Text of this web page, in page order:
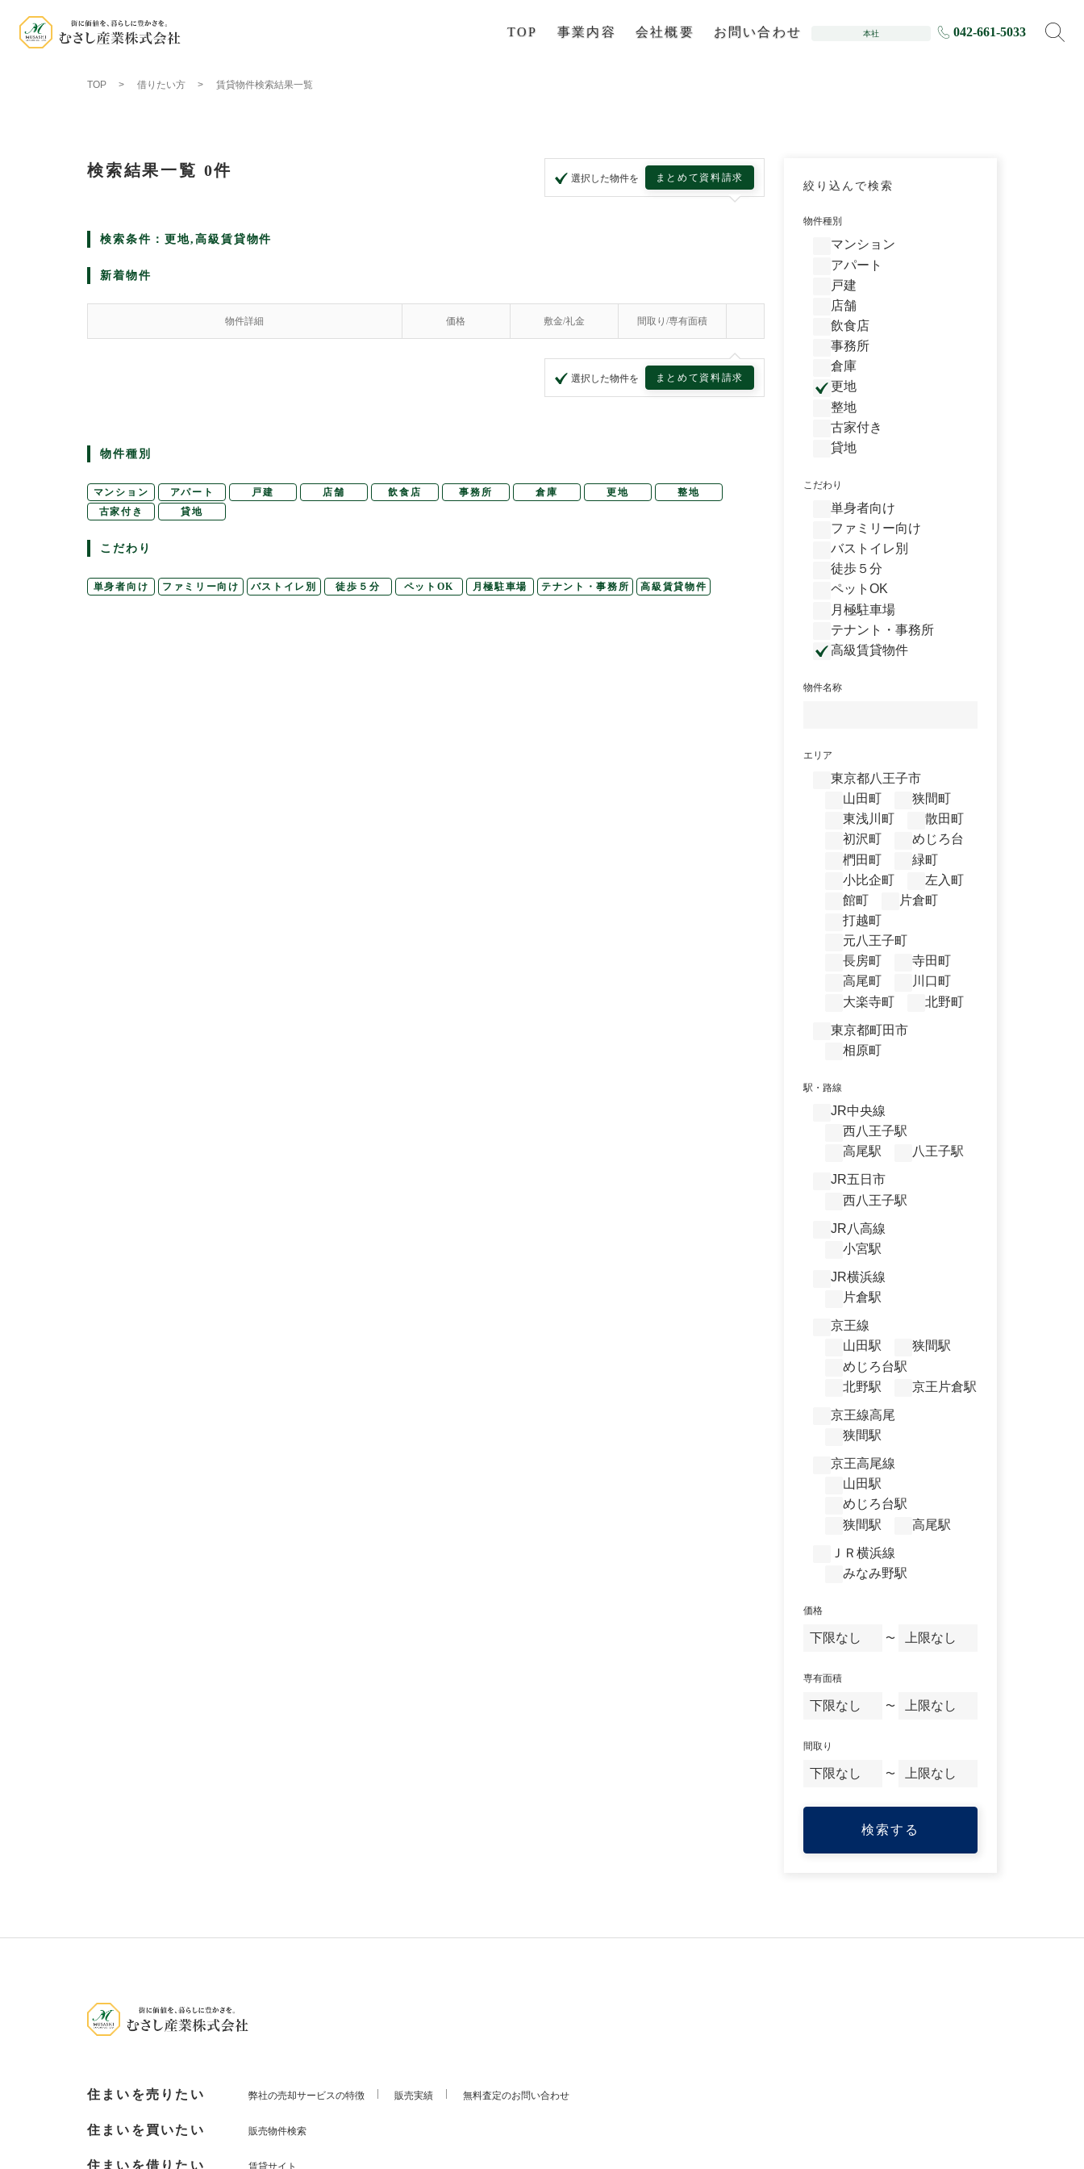
TOP 事業内容 会社概要 お問い合わせ 本社 042-661-5033
TOP 借りたい方 賃貸物件検索結果一覧
検索結果一覧 0件 選択した物件を まとめて資料請求
検索条件：更地,高級賃貸物件
新着物件
物件詳細 価格 敷金/礼金 間取り/専有面積
選択した物件を まとめて資料請求
物件種別
マンション アパート 戸建 店舗 飲食店 事務所 倉庫 更地
整地
古家付き
貸地
こだわり
単身者向け ファミリー向け バストイレ別 徒歩５分 ペットOK 月極駐車場 テナント・事務所 高級賃貸物件
絞り込んで検索
物件種別
マンション
アパート
戸建
店舗
飲食店
事務所
倉庫
更地
整地
古家付き
貸地
こだわり
単身者向け
ファミリー向け
バストイレ別
徒歩５分
ペットOK
月極駐車場
テナント・事務所
高級賃貸物件
物件名称
エリア
東京都八王子市
山田町
狭間町
東浅川町
散田町
初沢町
めじろ台
椚田町
緑町
小比企町
左入町
館町
片倉町
打越町
元八王子町
長房町
寺田町
高尾町
川口町
大楽寺町
北野町
東京都町田市
相原町
駅・路線
JR中央線
西八王子駅
高尾駅
八王子駅
JR五日市
西八王子駅
JR八高線
小宮駅
JR横浜線
片倉駅
京王線
山田駅
狭間駅
めじろ台駅
北野駅
京王片倉駅
京王線高尾
狭間駅
京王高尾線
山田駅
めじろ台駅
狭間駅
高尾駅
ＪＲ横浜線
みなみ野駅
価格
〜
専有面積
〜
間取り
〜
住まいを売りたい 弊社の売却サービスの特徴 販売実績 無料査定のお問い合わせ
住まいを買いたい 販売物件検索
住まいを借りたい 賃貸サイト